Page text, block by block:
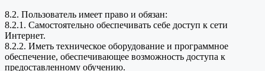
8.2. Пользователь имеет право и обязан:
8.2.1. Самостоятельно обеспечивать себе доступ к сети
Интернет.
8.2.2. Иметь техническое оборудование и программное
обеспечение, обеспечивающее возможность доступа к
предоставленному обучению.